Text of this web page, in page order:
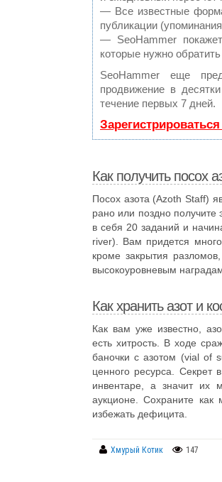
— Все известные
публикации
— SeoHammer
которые нужно
SeoHammer еще
продвижение в
течение первых 7 дней.
Как получить посох
Посох азота (Azoth Staff)
рано или поздно получите
в себя 20 заданий и
river). Вам придется
кроме закрытия
высокоуровневым
Как хранить азот и
Как вам уже известно,
есть хитрость. В ходе
баночки с азотом (vial of
ценного ресурса. Секрет
инвентаре, а значит их
аукционе. Сохраните
избежать дефицита.
Хмурый Котик 147